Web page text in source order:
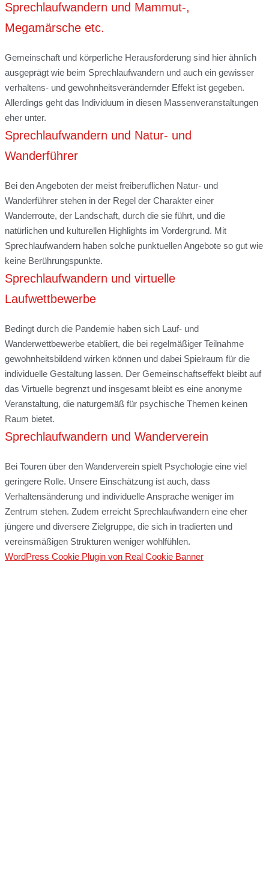
Sprechlaufwandern und Mammut-,
Megamärsche etc.
Gemeinschaft und körperliche Herausforderung sind hier ähnlich
ausgeprägt wie beim Sprechlaufwandern und auch ein gewisser
verhaltens- und gewohnheitsverändernder Effekt ist gegeben.
Allerdings geht das Individuum in diesen Massenveranstaltungen
eher unter.
Sprechlaufwandern und Natur- und
Wanderführer
Bei den Angeboten der meist freiberuflichen Natur- und
Wanderführer stehen in der Regel der Charakter einer
Wanderroute, der Landschaft, durch die sie führt, und die
natürlichen und kulturellen Highlights im Vordergrund. Mit
Sprechlaufwandern haben solche punktuellen Angebote so gut wie
keine Berührungspunkte.
Sprechlaufwandern und virtuelle
Laufwettbewerbe
Bedingt durch die Pandemie haben sich Lauf- und
Wanderwettbewerbe etabliert, die bei regelmäßiger Teilnahme
gewohnheitsbildend wirken können und dabei Spielraum für die
individuelle Gestaltung lassen. Der Gemeinschaftseffekt bleibt auf
das Virtuelle begrenzt und insgesamt bleibt es eine anonyme
Veranstaltung, die naturgemäß für psychische Themen keinen
Raum bietet.
Sprechlaufwandern und Wanderverein
Bei Touren über den Wanderverein spielt Psychologie eine viel
geringere Rolle. Unsere Einschätzung ist auch, dass
Verhaltensänderung und individuelle Ansprache weniger im
Zentrum stehen. Zudem erreicht Sprechlaufwandern eine eher
jüngere und diversere Zielgruppe, die sich in tradierten und
vereinsmäßigen Strukturen weniger wohlfühlen.
WordPress Cookie Plugin von Real Cookie Banner